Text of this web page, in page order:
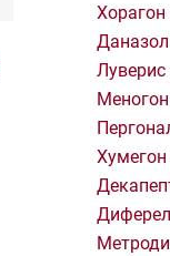
Хорагон
Даназол
Луверис
Меногон
Хумегон